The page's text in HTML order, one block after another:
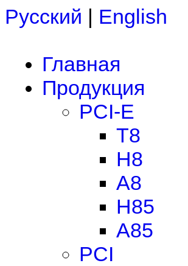
Русский | English
Главная
Продукция
PCI-E
T8
H8
A8
H85
A85
PCI